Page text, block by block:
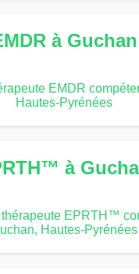
à Guchan
EMDR
Hautes-Pyrénées
à
EPRTH™
Hautes-Pyrénées